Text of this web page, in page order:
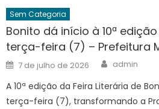
Sem Categoria
Bonito dá início à 10ª edição
terça-feira (7) – Prefeitura
Posted
on
7 de julho de 2026 Author
admin
A 10ª edição da Feira Literária de
terça-feira (7), transformando a